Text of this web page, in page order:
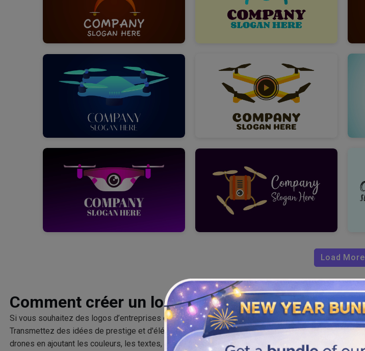
Load More
Comment créer un logo de drone?
Si vous souhaitez des logos d’entreprises de drones, vous n’êtes qu’à quelques clics.
Transmettez des idées de prestige et d'élégance à travers le logo de votre entreprise de
drones en ajoutant les couleurs, les textes, les formes et les icônes parfaits. Avec notre